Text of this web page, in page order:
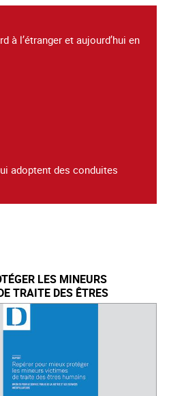
à l’étranger et aujourd’hui en
adoptent des conduites
LES MINEURS
TRAITE DES ÊTRES